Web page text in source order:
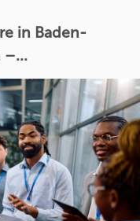
in Baden-
–...